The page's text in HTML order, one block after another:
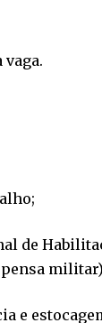
vaga.
de
e